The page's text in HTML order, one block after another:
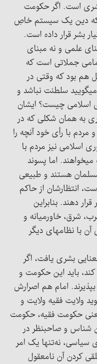
است. اگر حکومت
که دین یک سیستم خاصِ
بشر قرار داده است.
علمی و نه مبنای
جملاتی است که
هم بود که وقتی در
میگویید سلطنت نباشد و
اسلامی چیست؟ ایشان
به همان شکلی که در
با رأی خود آنچه را
اسلامی نیز مردم با
اما پسوند
هستند و طبیعی
انتظارشان از حاکم
دهند. بنابراین
شرق، خاورمیانه و
آن با نظامهای دیگر
بشری یافت، اگر
باید این حکومت و
امام هم اصرارش
ولایت فقیه ولایت و
حکومت فقیه، حکومت
و صاحبنظر در
نه‌تنها یک امر
کردن آن نامعقول